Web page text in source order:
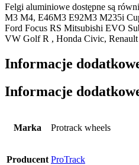
Felgi aluminiowe dostępne są
M3 M4, E46M3 E92M3 M235i
Ford Focus RS Mitsubishi EVO
VW Golf R , Honda Civic, Renault
Informacje
Informacje
Marka Protrack wheels
Producent ProTrack